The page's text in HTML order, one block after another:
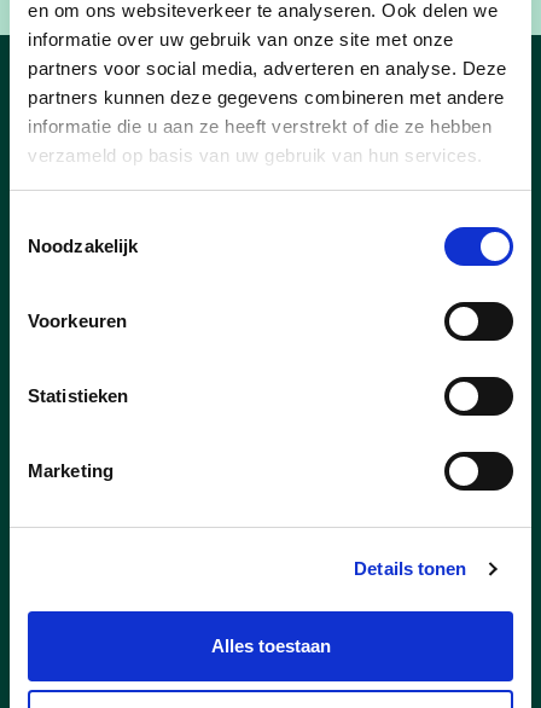
en om ons websiteverkeer te analyseren. Ook delen we
informatie over uw gebruik van onze site met onze
partners voor social media, adverteren en analyse. Deze
partners kunnen deze gegevens combineren met andere
informatie die u aan ze heeft verstrekt of die ze hebben
verzameld op basis van uw gebruik van hun services.
Noodzakelijk
Voorkeuren
Statistieken
Marketing
Details tonen
Alles toestaan
Nieuws
mee een hart onder de
riem? Hang je affiche aan
het raam!